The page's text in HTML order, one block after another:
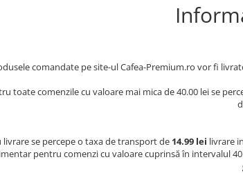
comandate pe site-ul Cafea-Premium.ro vor fi
toate comenzile cu valoare mai mica de 40.00 lei se
livrare se percepe o taxa de transport de 14.99 lei livrare
pentru comenzi cu valoare cuprinsă în intervalul